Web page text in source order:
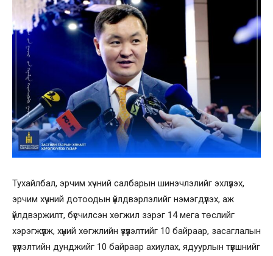
Тухайлбал, эрчим хүчний салбарын шинэчлэлийг эхлүүлэх,
эрчим хүчний дотоодын үйлдвэрлэлийг нэмэгдүүлэх, аж
үйлдвэржилт, бүсчилсэн хөгжил зэрэг 14 мега төслийг
хэрэгжүүлж, хүний хөгжлийн үзүүлэлтийг 10 байраар, засаглалын
үзүүлэлтийн дунджийг 10 байраар ахиулах, ядуурлын түвшнийг